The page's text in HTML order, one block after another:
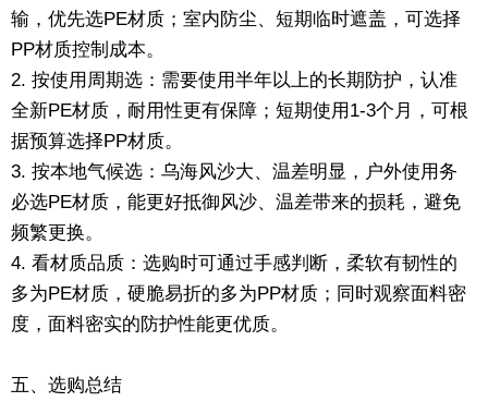
输，优先选PE材质；室内防尘、短期临时遮盖，可选择
PP材质控制成本。
2. 按使用周期选：需要使用半年以上的长期防护，认准
全新PE材质，耐用性更有保障；短期使用1-3个月，可根
据预算选择PP材质。
3. 按本地气候选：乌海风沙大、温差明显，户外使用务
必选PE材质，能更好抵御风沙、温差带来的损耗，避免
频繁更换。
4. 看材质品质：选购时可通过手感判断，柔软有韧性的
多为PE材质，硬脆易折的多为PP材质；同时观察面料密
度，面料密实的防护性能更优质。
五、选购总结